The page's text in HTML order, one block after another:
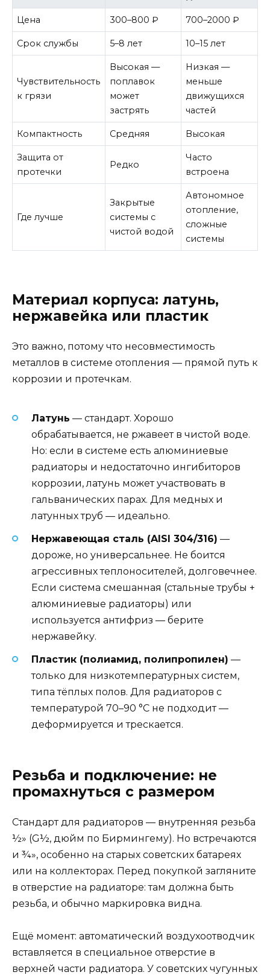
Цена 300–800 ₽ 700–2000 ₽
Срок службы 5–8 лет 10–15 лет
Чувствительность
к грязи
Высокая —
поплавок
может
застрять
Низкая —
меньше
движущихся
частей
Компактность Средняя Высокая
Защита от
протечки
Редко
Часто
встроена
Где лучше
Закрытые
системы с
чистой водой
Автономное
отопление,
сложные
системы
Материал корпуса: латунь,
нержавейка или пластик
Это важно, потому что несовместимость
металлов в системе отопления — прямой путь к
коррозии и протечкам.
Латунь — стандарт. Хорошо
обрабатывается, не ржавеет в чистой воде.
Но: если в системе есть алюминиевые
радиаторы и недостаточно ингибиторов
коррозии, латунь может участвовать в
гальванических парах. Для медных и
латунных труб — идеально.
Нержавеющая сталь (AISI 304/316) —
дороже, но универсальнее. Не боится
агрессивных теплоносителей, долговечнее.
Если система смешанная (стальные трубы +
алюминиевые радиаторы) или
используется антифриз — берите
нержавейку.
Пластик (полиамид, полипропилен) —
только для низкотемпературных систем,
типа тёплых полов. Для радиаторов с
температурой 70–90 °C не подходит —
деформируется и трескается.
Резьба и подключение: не
промахнуться с размером
Стандарт для радиаторов — внутренняя резьба
½» (G½, дюйм по Бирмингему). Но встречаются
и ¾», особенно на старых советских батареях
или на коллекторах. Перед покупкой загляните
в отверстие на радиаторе: там должна быть
резьба, и обычно маркировка видна.
Ещё момент: автоматический воздухоотводчик
вставляется в специальное отверстие в
верхней части радиатора. У советских чугунных